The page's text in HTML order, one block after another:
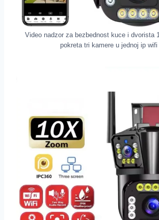
Video nadzor za bezbednost kuce i dvorista
pokreta tri kamere u jednoj ip wifi